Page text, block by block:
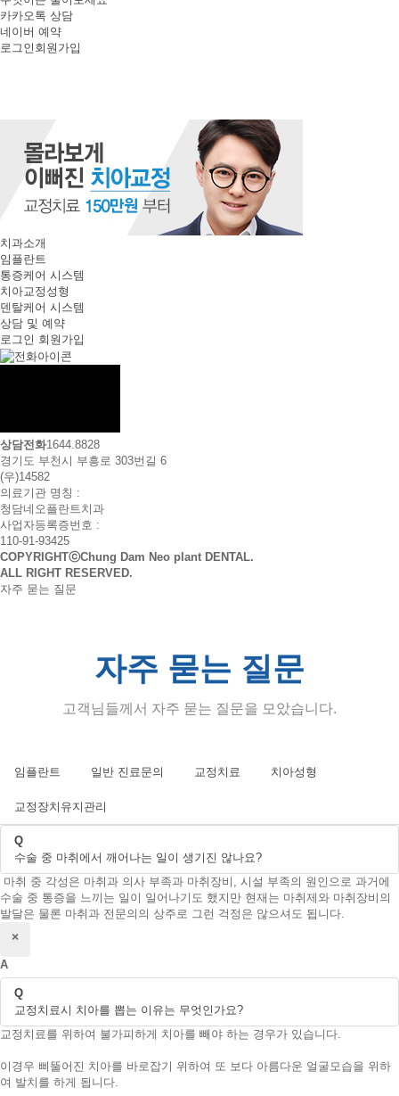
카카오톡 상담
네이버 예약
로그인 회원가입
치과소개
임플란트
통증케어 시스템
치아교정성형
덴탈케어 시스템
상담 및 예약
로그인 회원가입
상담전화1644.8828
경기도 부천시 부흥로 303번길 6
(우)14582
의료기관 명칭 :
청담네오플란트치과
사업자등록증번호 :
110-91-93425
COPYRIGHTⓒChung Dam Neo plant DENTAL.
ALL RIGHT RESERVED.
자주 묻는 질문
자주 묻는 질문
고객님들께서 자주 묻는 질문을 모았습니다.
질
임플란트 일반 진료문의 교정치료
열
치아성형
교정장치유지관리
치
목
록
Q
수술 중 마취에서 깨어나는 일이 생기진 않나요?
마취 중 각성은 마취과 의사 부족과 마취장비, 시설 부족의 원인으로 과거에
수술 중 통증을 느끼는 일이 일어나기도 했지만 현재는 마취제와 마취장비의
발달은 물론 마취과 전문의의 상주로 그런 걱정은 않으셔도 됩니다.
×닫기
A
Q
교정치료시 치아를 뽑는 이유는 무엇인가요?
교정치료를 위하여 불가피하게 치아를 빼야 하는 경우가 있습니다.
이경우 삐뚤어진 치아를 바로잡기 위하여 또 보다 아름다운 얼굴모습을 위하
여 발치를 하게 됩니다.